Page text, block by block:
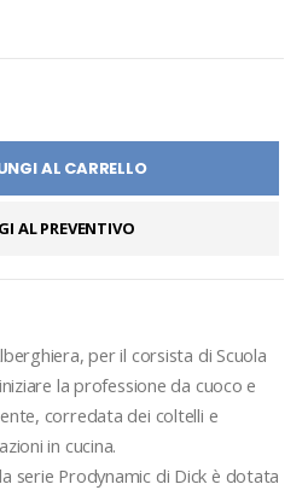
AL CARRELLO
AL PREVENTIVO
per il corsista di Scuola
la professione da cuoco e
corredata dei coltelli e
in cucina.
serie Prodynamic di Dick è dotata